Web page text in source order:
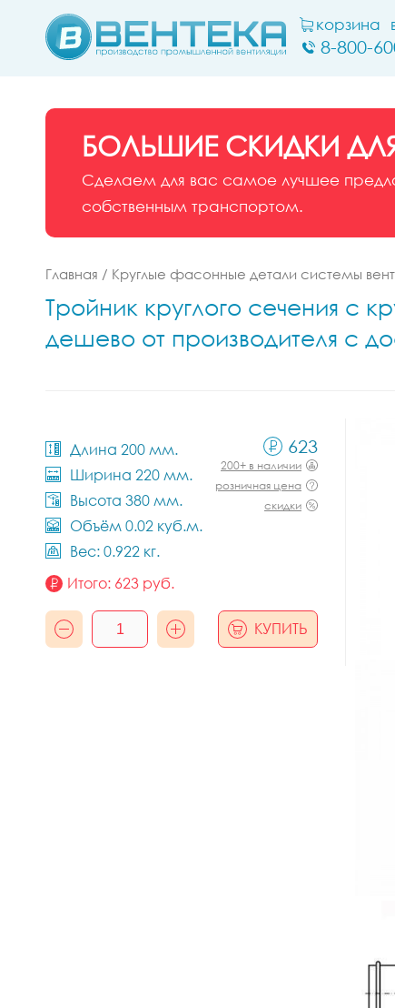
корзина
8-800-
БОЛЬШИЕ СКИДКИ
Сделаем для вас самое лучшее
собственным транспортом.
Главная / Круглые фасонные детали системы
Тройник круглого сечения с
дешево от производителя с
Длина 200 мм.
Ширина 220 мм.
Высота 380 мм.
Объём 0.02 куб.м.
Вес: 0.922 кг.
623
200+ в наличии
розничная цена
скидки
Итого: 623 руб.
КУПИТЬ